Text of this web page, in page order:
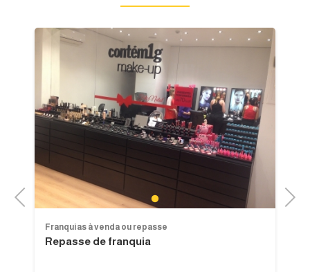
Previous 1
Franquias à venda ou repasse
Repasse de franquia
Next